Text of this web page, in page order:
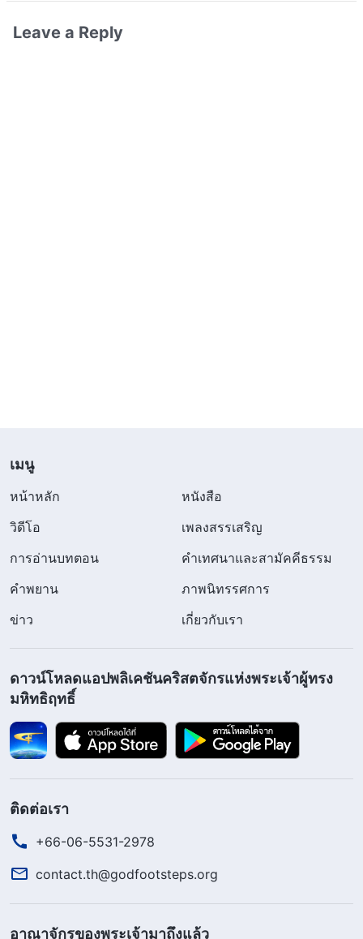
Leave a Reply
เมนู
หน้าหลัก
หนังสือ
วิดีโอ
เพลงสรรเสริญ
การอ่านบทตอน
คำเทศนาและสามัคคีธรรม
คำพยาน
ภาพนิทรรศการ
ข่าว
เกี่ยวกับเรา
ดาวน์โหลดแอปพลิเคชันคริสตจักรแห่งพระเจ้าผู้ทรง
มหิทธิฤทธิ์
ติดต่อเรา
+66-06-5531-2978
contact.th@godfootsteps.org
อาณาจักรของพระเจ้ามาถึงแล้ว